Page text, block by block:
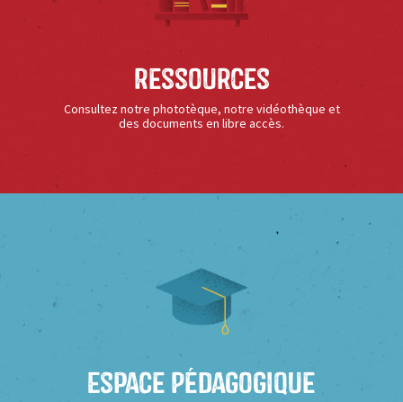
Ressources
Consultez notre phototèque, notre vidéothèque et
des documents en libre accès.
Espace Pédagogique